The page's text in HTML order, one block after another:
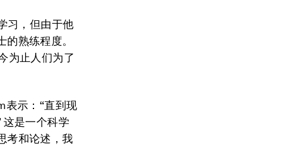
习，但由于他
熟练程度。
为止人们为了
表示：“直到现
是一个科学
考和论述，我